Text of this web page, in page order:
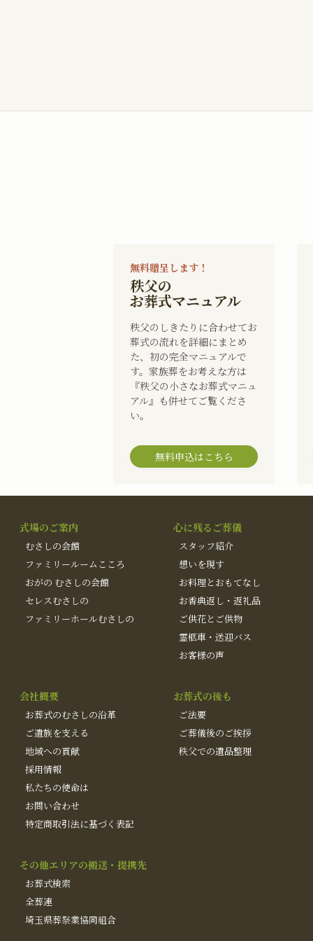
無料贈呈します！
秩父の
お葬式マニュアル
秩父のしきたりに合わせてお
葬式の流れを詳細にまとめ
た、初の完全マニュアルで
す。家族葬をお考えな方は
『秩父の小さなお葬式マニュ
アル』も併せてご覧くださ
い。
無料申込はこちら
式場のご案内
むさしの会館
ファミリールームこころ
おがの むさしの会館
セレスむさしの
ファミリーホールむさしの
心に残るご葬儀
スタッフ紹介
想いを現す
お料理とおもてなし
お香典返し・返礼品
ご供花とご供物
霊柩車・送迎バス
お客様の声
会社概要
お葬式のむさしの沿革
ご遺族を支える
地域への貢献
採用情報
私たちの使命は
お問い合わせ
特定商取引法に基づく表記
お葬式の後も
ご法要
ご葬儀後のご挨拶
秩父での遺品整理
その他エリアの搬送・提携先
お葬式検索
全葬連
埼玉県葬祭業協同組合